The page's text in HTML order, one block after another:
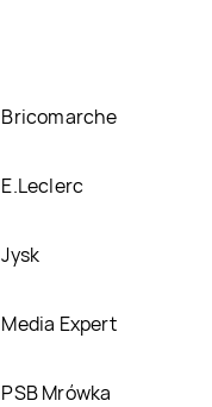
Bricomarche
E.Leclerc
Jysk
Media Expert
PSB Mrówka